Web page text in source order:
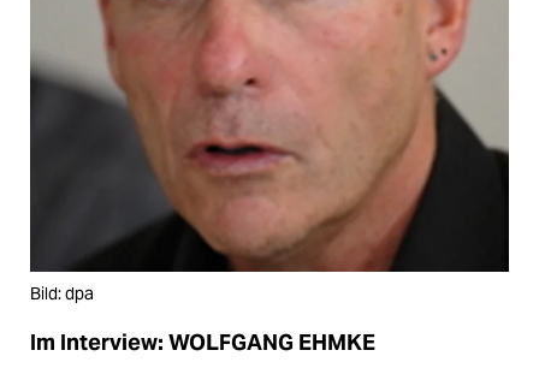
Bild: dpa
Im Interview: WOLFGANG EHMKE